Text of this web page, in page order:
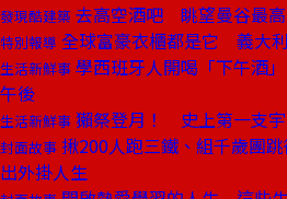
發現酷建築 去高空酒吧 眺望曼谷最高
特別報導 全球富豪衣櫃都是它 義大
生活新鮮事 學西班牙人開喝「下午酒
午後
生活新鮮事 獺祭登月！ 史上第一支
封面故事 揪200人跑三鐵、組千歲團
出外掛人生